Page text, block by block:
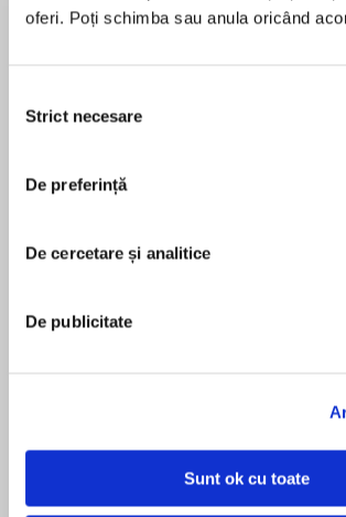
oferi. Poți schimba sau anula oricând
consimțământului
Strict necesare
De preferință
De cercetare și analitice
De publicitate
Sunt ok cu toate
Desprecarte
intrigues, hopes and fears of the
who boarded the Titanic for her
MAI MULT
pentru această carte